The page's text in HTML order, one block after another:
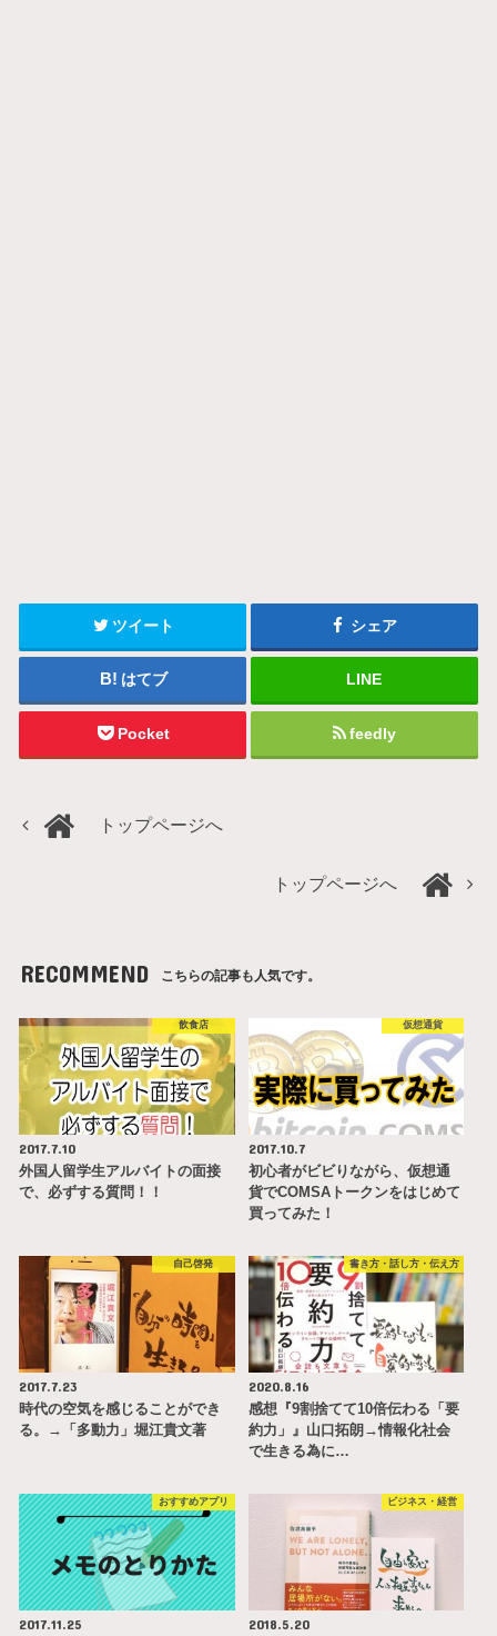
ツイート シェア
はてブ LINE
Pocket feedly
トップページへ
トップページへ
RECOMMEND こちらの記事も人気です。
飲食店
2017.7.10
外国人留学生アルバイトの面接
で、必ずする質問！！
仮想通貨
2017.10.7
初心者がビビりながら、仮想通
貨でCOMSAトークンをはじめて
買ってみた！
自己啓発
2017.7.23
時代の空気を感じることができ
る。→「多動力」堀江貴文著
書き方・話し方・伝え方
2020.8.16
感想『9割捨てて10倍伝わる「要
約力」』山口拓朗→情報化社会
で生きる為に…
おすすめアプリ
2017.11.25
ビジネス・経営
2018.5.20